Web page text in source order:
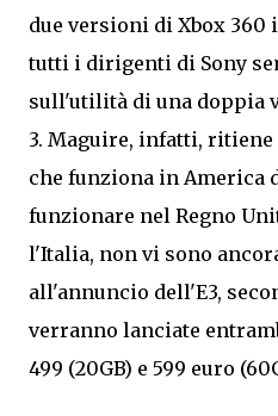
due versioni di Xbox 360
tutti i dirigenti di Sony
sull'utilità di una doppia
3. Maguire, infatti,
che funziona in America
funzionare nel Regno
l'Italia, non vi sono
all'annuncio dell'E3,
verranno lanciate
499 (20GB) e 599 euro